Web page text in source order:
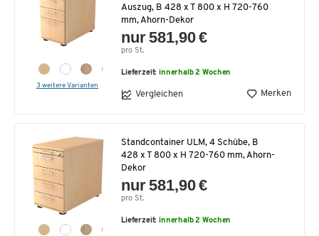
3 weitere Varianten
Auszug, B 428 x T 800 x H 720-760
mm, Ahorn-Dekor
nur 581,90 €
pro St.
Lieferzeit:innerhalb 2 Wochen
Vergleichen Merken
Standcontainer ULM, 4 Schübe, B
428 x T 800 x H 720-760 mm, Ahorn-
Dekor
nur 581,90 €
pro St.
Lieferzeit:innerhalb 2 Wochen